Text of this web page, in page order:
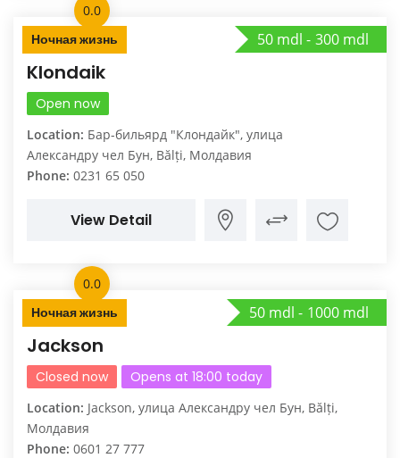
Ночная жизнь
0.0
Klondaik
50 mdl 300 mdl
Open now
Location: Бар-бильярд "Клондайк", улица
Александру чел Бун, Bălți, Молдавия
Phone: 0231 65 050
View Detail
Ночная жизнь
0.0
Jackson
50 mdl 1000 mdl
Closed now Opens at 18:00 today
Location: Jackson, улица Александру чел Бун, Bălți,
Молдавия
Phone: 0601 27 777